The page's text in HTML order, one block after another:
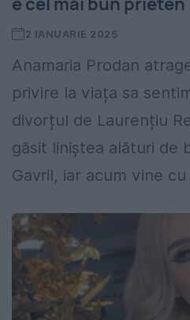
2 IANUARIE 2025
Anamaria Prodan
privire la viața sa
divorțul de Laurențiu
găsit liniștea alături de
Gavril, iar acum vine cu